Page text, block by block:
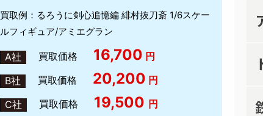
買取例：るろうに剣心追憶編 緋村抜刀斎 1/6スケー
ルフィギュア/アミエグラン
A社 買取価格 16,700 円
B社
買取価格 20,200 円
C社
買取価格 19,500 円